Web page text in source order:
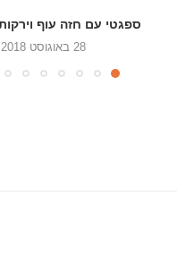
עוף בצ'ילי מתוק
28 ביוני 2018